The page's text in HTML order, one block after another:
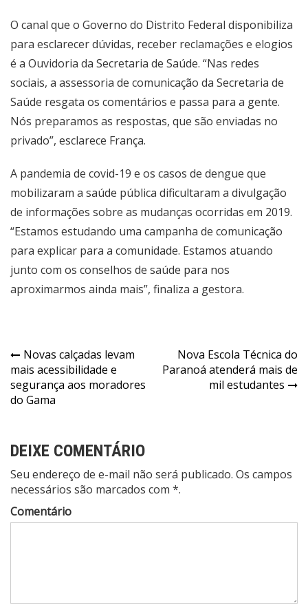
O canal que o Governo do Distrito Federal disponibiliza
para esclarecer dúvidas, receber reclamações e elogios
é a Ouvidoria da Secretaria de Saúde. “Nas redes
sociais, a assessoria de comunicação da Secretaria de
Saúde resgata os comentários e passa para a gente.
Nós preparamos as respostas, que são enviadas no
privado”, esclarece França.
A pandemia de covid-19 e os casos de dengue que
mobilizaram a saúde pública dificultaram a divulgação
de informações sobre as mudanças ocorridas em 2019.
“Estamos estudando uma campanha de comunicação
para explicar para a comunidade. Estamos atuando
junto com os conselhos de saúde para nos
aproximarmos ainda mais”, finaliza a gestora.
Navegação
de
Post
Novas calçadas levam
mais acessibilidade e
segurança aos moradores
do Gama
Nova Escola Técnica do
Paranoá atenderá mais de
mil estudantes
DEIXE COMENTÁRIO
Seu endereço de e-mail não será publicado. Os campos
necessários são marcados com *.
Comentário